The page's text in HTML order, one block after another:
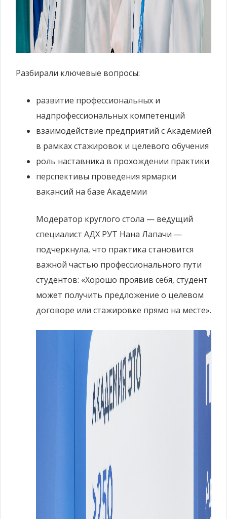
Разбирали ключевые вопросы:
развитие профессиональных и
надпрофессиональных компетенций
взаимодействие предприятий с Академией
в рамках стажировок и целевого обучения
роль наставника в прохождении практики
перспективы проведения ярмарки
вакансий на базе Академии
Модератор круглого стола — ведущий
специалист АДХ РУТ Нана Лапачи —
подчеркнула, что практика становится
важной частью профессионального пути
студентов: «Хорошо проявив себя, студент
может получить предложение о целевом
договоре или стажировке прямо на месте».